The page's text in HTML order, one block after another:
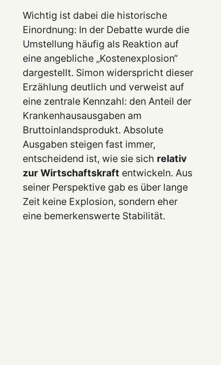
Wichtig ist dabei die historische
Einordnung: In der Debatte wurde die
Umstellung häufig als Reaktion auf
eine angebliche „Kostenexplosion“
dargestellt. Simon widerspricht dieser
Erzählung deutlich und verweist auf
eine zentrale Kennzahl: den Anteil der
Krankenhausausgaben am
Bruttoinlandsprodukt. Absolute
Ausgaben steigen fast immer,
entscheidend ist, wie sie sich relativ
zur Wirtschaftskraft entwickeln. Aus
seiner Perspektive gab es über lange
Zeit keine Explosion, sondern eher
eine bemerkenswerte Stabilität.